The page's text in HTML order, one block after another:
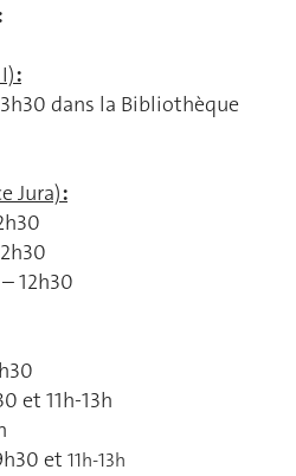
:
dans la Bibliothèque
Jura):
12h30
et 11h-13h
et 11h-13h